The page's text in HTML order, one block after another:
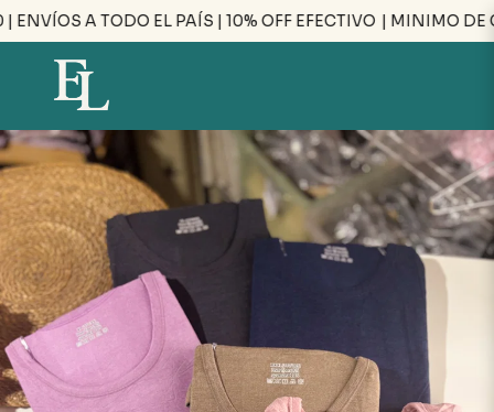
A TODO EL PAÍS | 10% OFF EFECTIVO | MINIMO DE